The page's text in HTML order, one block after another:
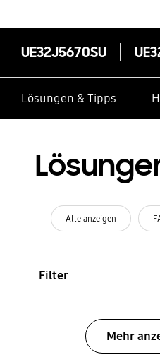
UE32J5670SU
Lösungen & Tipps
Alle anzeigen
Filter
Mehr